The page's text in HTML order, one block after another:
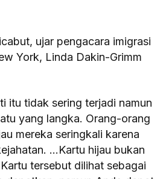
ujar pengacara imigrasi
York, Linda Dakin-Grimm
itu tidak sering terjadi namun
yang langka. Orang-orang
mereka seringkali karena
…Kartu hijau bukan
tersebut dilihat sebagai